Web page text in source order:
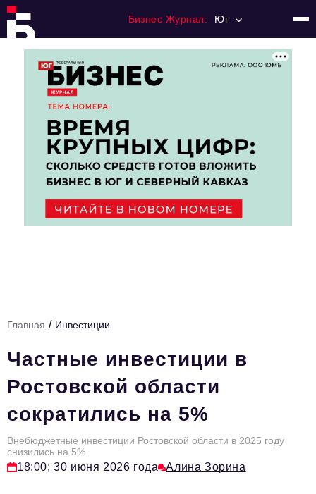
Бизнес Журнал: Юг
Франчайзинг
Номера журнала
Категории:
Финансы
Цитаты
Аналитика
Главное
Интервью
Сделано в России
Главная / Инвестиции
Частные инвестиции в
Ростовской области
сократились на 5%
Внебюджетные инвестиции Ростовской области в 2025 году
снизились на 5%
18:00; 30 июня 2026 года Алина Зорина